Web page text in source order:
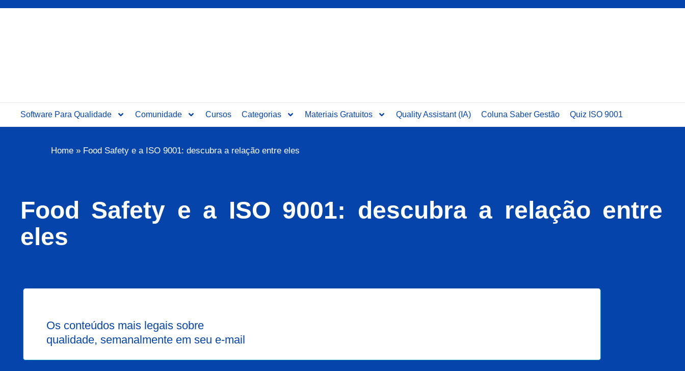
Software Para Qualidade Comunidade Cursos Categorias Materiais Gratuitos Quality Assistant (IA) Coluna Saber Gestão Quiz ISO 9001
Home » Food Safety e a ISO 9001: descubra a relação entre eles
Food Safety e a ISO 9001: descubra a relação entre
eles
Os conteúdos mais legais sobre
qualidade, semanalmente em seu e-mail